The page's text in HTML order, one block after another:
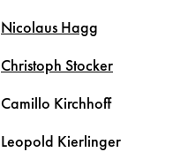
Nicolaus Hagg
Christoph Stocker
Camillo Kirchhoff
Leopold Kierlinger